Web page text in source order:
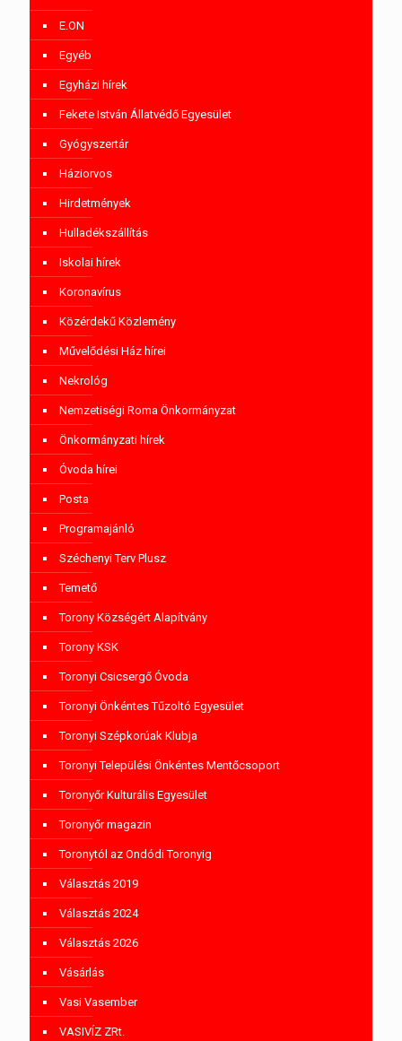
E.ON
Egyéb
Egyházi hírek
Fekete István Állatvédő Egyesület
Gyógyszertár
Háziorvos
Hirdetmények
Hulladékszállítás
Iskolai hírek
Koronavírus
Közérdekű Közlemény
Művelődési Ház hírei
Nekrológ
Nemzetiségi Roma Önkormányzat
Önkormányzati hírek
Óvoda hírei
Posta
Programajánló
Széchenyi Terv Plusz
Temető
Torony Községért Alapítvány
Torony KSK
Toronyi Csicsergő Óvoda
Toronyi Önkéntes Tűzoltó Egyesület
Toronyi Szépkorúak Klubja
Toronyi Települési Önkéntes Mentőcsoport
Toronyőr Kulturális Egyesület
Toronyőr magazin
Toronytól az Ondódi Toronyig
Választás 2019
Választás 2024
Választás 2026
Vásárlás
Vasi Vasember
VASIVÍZ ZRt.